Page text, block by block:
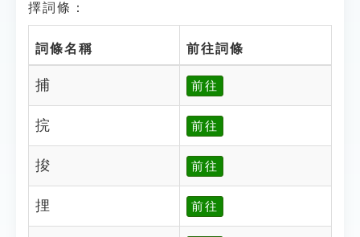
擇詞條：
詞條名稱 前往詞條
捕 前往
捖 前往
捘 前往
捚 前往